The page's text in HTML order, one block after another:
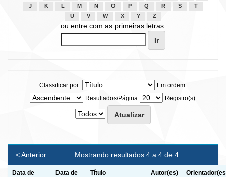
J
K L M N O P Q R S
T
U
V W X Y Z
ou entre com as primeiras letras:
Classificar por:
Em ordem:
Resultados/Página
Registro(s):
Mostrando resultados 4 a 4 de 4
< Anterior
Data de
Data de
Título Autor(es)